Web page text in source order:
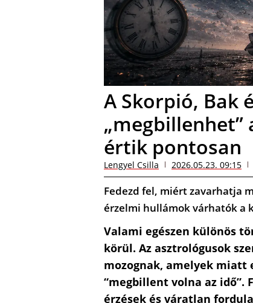
A Skorpió, Bak
„megbillenhet”
értik pontosan
Lengyel Csilla 2026.05.23. 09:15
Fedezd fel, miért zavarhatja
érzelmi hullámok várhatók a
Valami egészen különös
körül. Az asztrológusok
mozognak, amelyek miatt
“megbillent volna az idő”.
érzések és váratlan